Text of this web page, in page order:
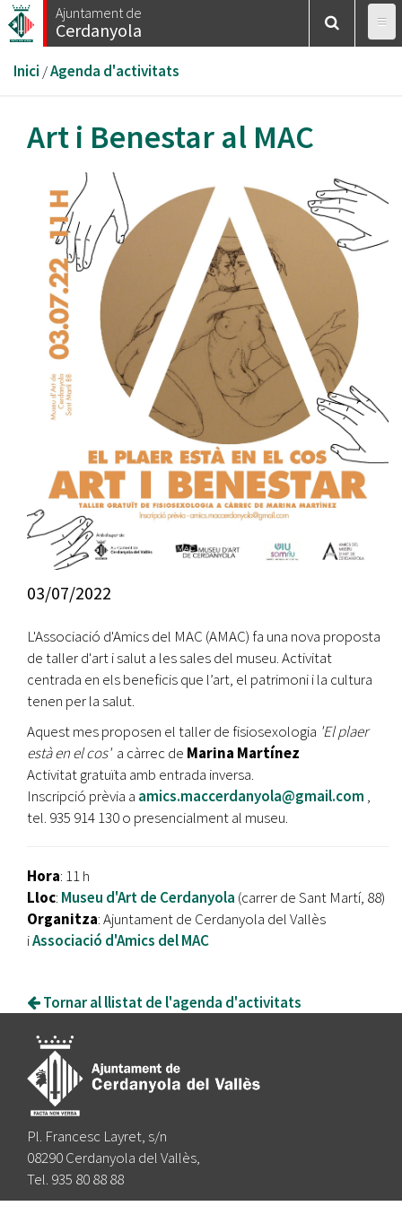
Vés
al
Ajuntament de
Cerdanyola
Esteu
aquí
Inici /Agenda d'activitats
Art i Benestar al MAC
03/07/2022
L'Associació d'Amics del MAC (AMAC) fa una nova proposta
de taller d'art i salut a les sales del museu. Activitat
centrada en els beneficis que l’art, el patrimoni i la cultura
tenen per la salut.
Aquest mes proposen el taller de fisiosexologia 'El plaer
està en el cos' a càrrec de Marina Martínez
Activitat gratuïta amb entrada inversa.
Inscripció prèvia a amics.maccerdanyola@gmail.com ,
tel. 935 914 130 o presencialment al museu.
Hora: 11 h
Lloc: Museu d'Art de Cerdanyola (carrer de Sant Martí, 88)
Organitza: Ajuntament de Cerdanyola del Vallès
iAssociació d'Amics del MAC
Tornar al llistat de l'agenda d'activitats
Pl. Francesc Layret, s/n
08290 Cerdanyola del Vallès,
Tel. 935 80 88 88